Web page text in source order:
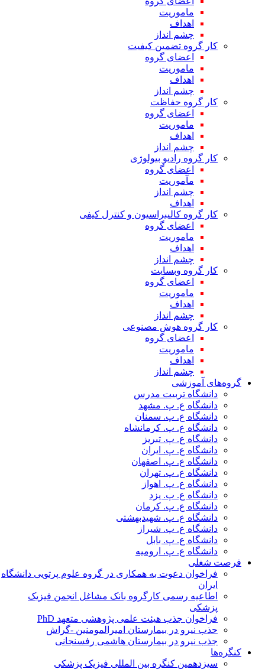
ماموریت
اهداف
چشم انداز
کار گروه تضمین کیفیت
اعضای گروه
ماموریت
اهداف
چشم انداز
کار گروه حفاظت
اعضای گروه
ماموریت
اهداف
چشم انداز
کار گروه رادیو بیولوژی
اعضای گروه
مآموریت
چشم انداز
اهداف
کار گروه کالیبراسیون و کنترل کیفی
اعضای گروه
ماموریت
اهداف
چشم انداز
کار گروه وبسایت
اعضای گروه
ماموریت
اهداف
چشم انداز
کار گروه هوش مصنوعی
اعضای گروه
ماموریت
اهداف
چشم انداز
گروه‌های آموزشی
دانشگاه تربیت مدرس
دانشگاه ع. پ. مشهد
دانشگاه ع. پ. سمنان
دانشگاه ع. پ. کرمانشاه
دانشگاه ع. پ. تبریز
دانشگاه ع. پ. ایران
دانشگاه ع. پ. اصفهان
دانشگاه ع. پ. تهران
دانشگاه ع. پ. اهواز
دانشگاه ع. پ. یزد
دانشگاه ع. پ. کرمان
دانشگاه ع. پ. شهید‌بهشتی
دانشگاه ع. پ. شیراز
دانشگاه ع. پ. بابل
دانشگاه ع. پ. ارومیه
فرصت شغلی
فراخوان دعوت به همکاری در گروه علوم پرتویی دانشگاه
ایران
اطاعیه رسمی کارگروه بانک مشاغل انجمن فیزیک
پزشکی
فراخوان جذب هیئت علمی پژوهشی متعهد PhD
حذب نیرو در بیمارستان امیرالمومنین -گراش
جذب نیرو در بیمارستان هاشمی رفسنجانی
کنگره‌ها
سیزدهمین کنگره بین المللی فیزیک پزشکی